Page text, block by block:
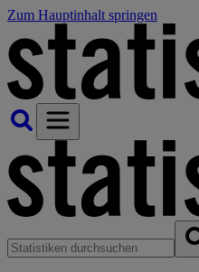
Zum Hauptinhalt springen